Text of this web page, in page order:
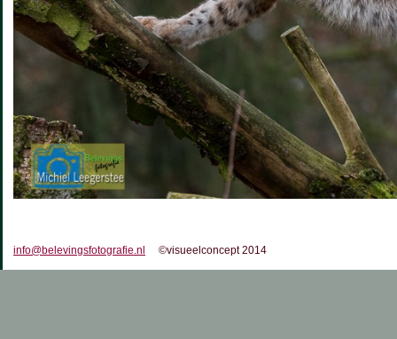
info@belevingsfotografie.nl ©visueelconcept 2014